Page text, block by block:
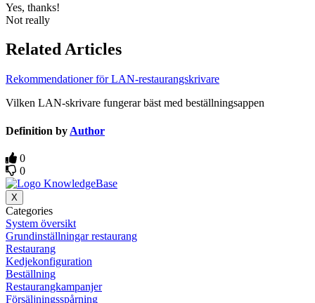
Yes, thanks!
Not really
Related Articles
Rekommendationer för LAN-restaurangskrivare
Vilken LAN-skrivare fungerar bäst med beställningsappen
Definition by Author
0
0
X
Categories
System översikt
Grundinställningar restaurang
Restaurang
Kedjekonfiguration
Beställning
Restaurangkampanjer
Försäljningsspårning